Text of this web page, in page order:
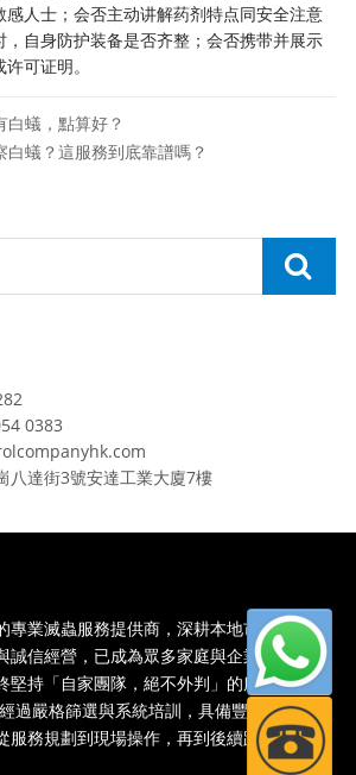
感人士；会否主动讲解药剂特点同安全注意
，自身防护装备是否齐整；会否携带并展示
可证明。
蟻，點算好？
蟻？這服務到底靠譜嗎？
0383
八達街3號安達工業大廈7樓
專業滅蟲服務提供商，深耕本地市場多年，
誠信經營，已成為眾多家庭與企業信賴的蟲
堅持「自家團隊，絕不外判」的服務承諾
嚴格篩選與系統培訓，具備豐富的現場處
服務規劃到現場操作，再到後續跟蹤，全...